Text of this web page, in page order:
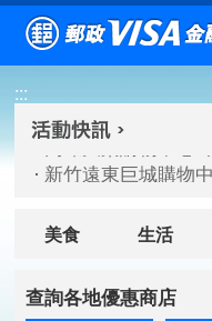
跳到主要內容區塊
:::
高雄大樂購物中心
臺北三創生活 有點
高雄大樂購物中心
新竹遠東巨城購物
美食 生活
查詢各地優惠商店